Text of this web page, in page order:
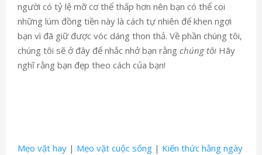
người có tỷ lệ mỡ cơ thể thấp hơn nên bạn có thể coi
những lúm đồng tiền này là cách tự nhiên để khen ngợi
bạn vì đã giữ được vóc dáng thon thả. Về phần chúng tôi,
chúng tôi sẽ ở đây để nhắc nhở bạn rằng chúng tôi Hãy
nghĩ rằng bạn đẹp theo cách của bạn!
Mẹo vặt hay | Mẹo vặt cuộc sống | Kiến thức hằng ngày